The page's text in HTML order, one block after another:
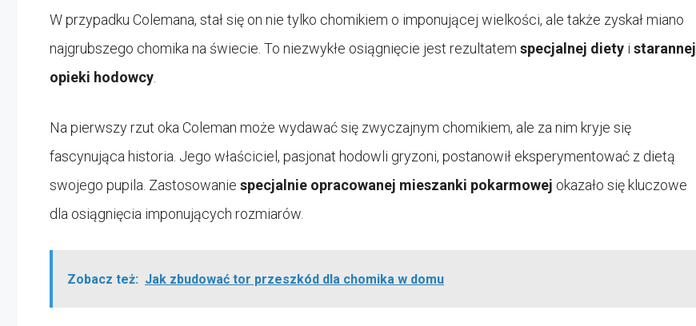
W przypadku Colemana, stał się on nie tylko chomikiem o imponującej wielkości, ale także zyskał miano
najgrubszego chomika na świecie. To niezwykłe osiągnięcie jest rezultatem specjalnej diety i starannej
opieki hodowcy
Na pierwszy rzut oka Coleman może wydawać się zwyczajnym chomikiem, ale za nim kryje się
fascynująca historia. Jego właściciel, pasjonat hodowli gryzoni, postanowił eksperymentować z dietą
swojego pupila. Zastosowanie specjalnie opracowanej mieszanki pokarmowej okazało się kluczowe
dla osiągnięcia imponujących rozmiarów.
Zobacz też: Jak zbudować tor przeszkód dla chomika w domu